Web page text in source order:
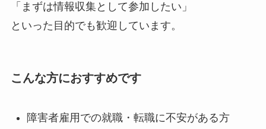
「まずは情報収集として参加したい」
といった目的でも歓迎しています。
こんな方におすすめです
障害者雇用での就職・転職に不安がある方